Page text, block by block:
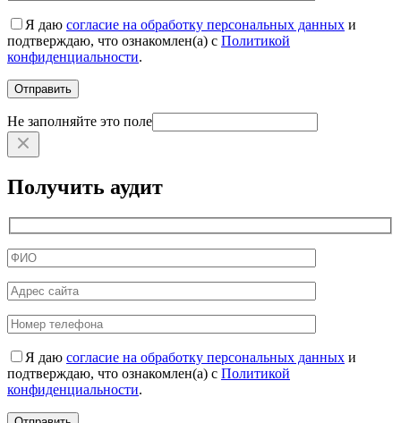
Я даю согласие на обработку персональных данных и
подтверждаю, что ознакомлен(а) с Политикой
конфиденциальности.
Не заполняйте это поле
Получить аудит
Я даю согласие на обработку персональных данных и
подтверждаю, что ознакомлен(а) с Политикой
конфиденциальности.